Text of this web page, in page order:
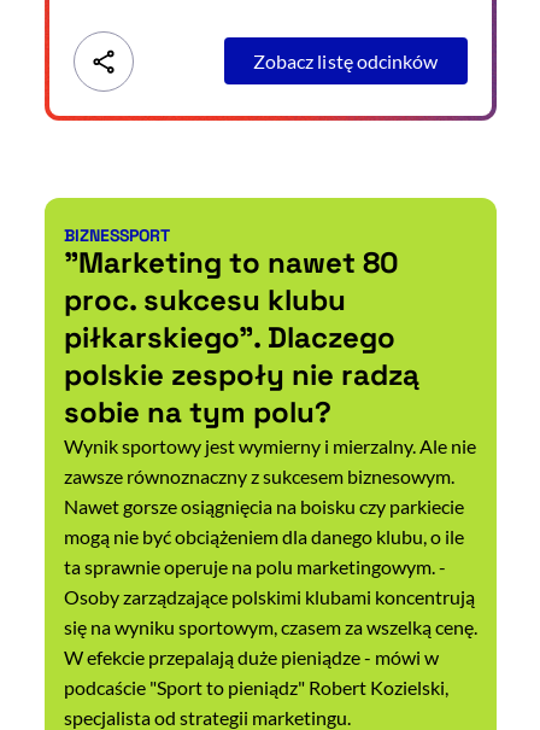
Zobacz listę odcinków
Kategorie artykułu:
BIZNESSPORT
"Marketing to nawet 80
proc. sukcesu klubu
piłkarskiego". Dlaczego
polskie zespoły nie radzą
sobie na tym polu?
Wynik sportowy jest wymierny i mierzalny. Ale nie
zawsze równoznaczny z sukcesem biznesowym.
Nawet gorsze osiągnięcia na boisku czy parkiecie
mogą nie być obciążeniem dla danego klubu, o ile
ta sprawnie operuje na polu marketingowym. -
Osoby zarządzające polskimi klubami koncentrują
się na wyniku sportowym, czasem za wszelką cenę.
W efekcie przepalają duże pieniądze - mówi w
podcaście "Sport to pieniądz" Robert Kozielski,
specjalista od strategii marketingu.